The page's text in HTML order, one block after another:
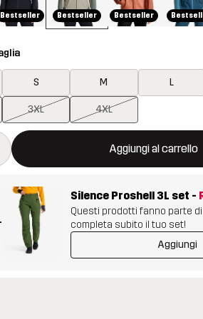
Bestseller Bestseller Bestseller
S M L
3XL 4XL
Aggiungi al carrello
una finestra modale per
Silence Proshell 3L set -
Questi prodotti fanno parte
completa subito il tuo set!
Aggiungi